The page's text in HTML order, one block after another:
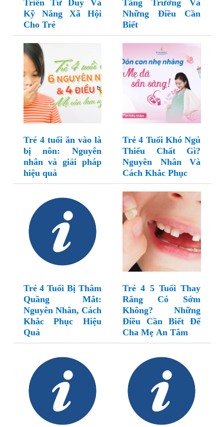
Triển Tư Duy Và
Kỹ Năng Xã Hội
Cho Trẻ
Tăng Trưởng Và
Những Điều Cần
Biết
Trẻ 4 tuổi ăn vào là
bị nôn: Nguyên
nhân và giải pháp
hiệu quả
Trẻ 4 Tuổi Khó Ngủ
Thiếu Chất Gì?
Nguyên Nhân Và
Cách Khắc Phục
Trẻ 4 Tuổi Bị Thâm
Quầng Mắt:
Nguyên Nhân, Cách
Khắc Phục Hiệu
Quả
Trẻ 4 5 Tuổi Thay
Răng Có Sớm
Không? Những
Điều Cần Biết Để
Cha Mẹ An Tâm